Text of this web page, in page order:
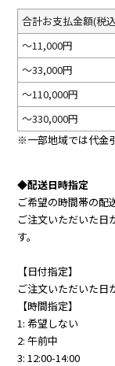
合計お支払金額(税
～11,000円
～33,000円
～110,000円
～330,000円
※一部地域では代金
◆配送日時指定
ご希望の時間帯の配
ご注文いただいた日
す。
【日付指定】
ご注文いただいた日
【時間指定】
1: 希望しない
2: 午前中
3: 12:00-14:00